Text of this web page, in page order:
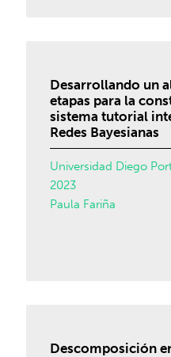
Desarrollando un
etapas para la
sistema tutorial
Redes Bayesianas
Universidad Diego
2023
Paula Fariña
Descomposición